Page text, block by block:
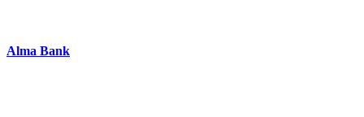
Alma Bank